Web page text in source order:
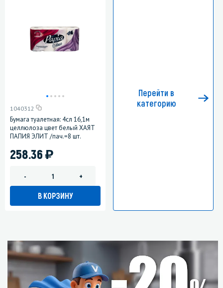
1040312
Бумага туалетная: 4сл 16,1м
целлюлоза цвет белый ХАЯТ
ПАПИЯ ЭЛИТ /пач.=8 шт.
258.36)
- +
В КОРЗИНУ
Перейти в
категорию